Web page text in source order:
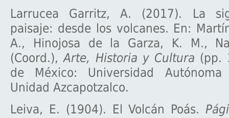
Larrucea Garritz, A. (2017). La
paisaje: desde los volcanes. En:
A., Hinojosa de la Garza, K. M.,
(Coord.),Arte, Historia y Cultura (pp.
de México: Universidad Autónoma
Unidad Azcapotzalco.
Leiva, E. (1904). El Volcán Poás.